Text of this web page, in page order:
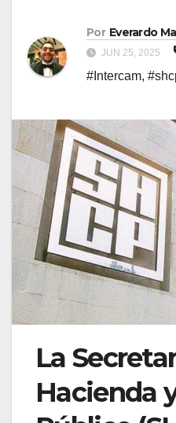
Por Everardo
JUN 25, 2025
#Intercam,
La
Hacienda